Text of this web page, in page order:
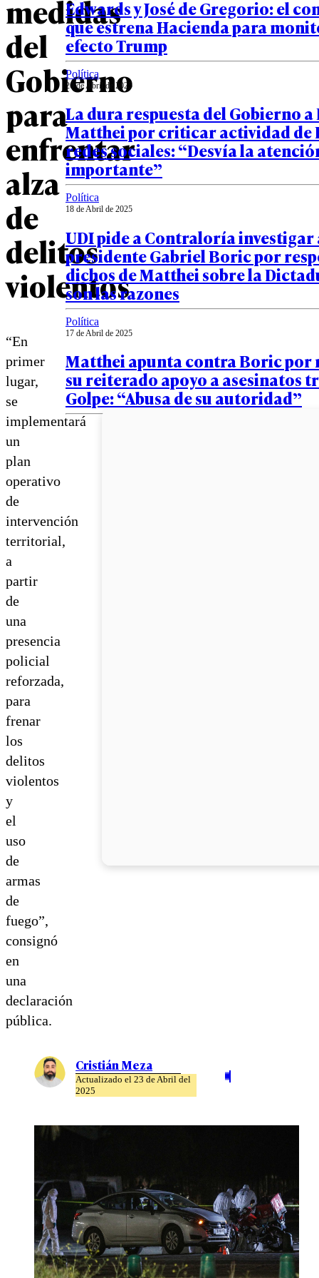
medidas
del
Gobierno
para
enfrentar
alza
de
delitos
violentos
“En
primer
lugar,
se
implementará
un
plan
operativo
de
intervención
territorial,
a
partir
de
una
presencia
policial
reforzada,
para
frenar
los
delitos
violentos
y
el
uso
de
armas
de
fuego”,
consignó
en
una
declaración
pública.
Cristián Meza
Actualizado el 23 de Abril del
2025
Edwards y José de Gregorio: el
que estrena Hacienda para
efecto Trump
Política
20 de Abril de 2025
La dura respuesta del Gobierno a
Matthei por criticar actividad de
redes sociales: “Desvía la
importante”
Política
18 de Abril de 2025
UDI pide a Contraloría investigar
presidente Gabriel Boric por
dichos de Matthei sobre la
son las razones
Política
17 de Abril de 2025
Matthei apunta contra Boric
su reiterado apoyo a asesinatos
Golpe: “Abusa de su autoridad”